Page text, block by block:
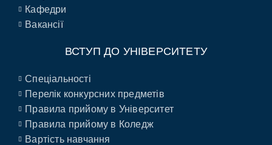
Кафедри
Вакансії
ВСТУП ДО УНІВЕРСИТЕТУ
Спеціальності
Перелік конкурсних предметів
Правила прийому в Університет
Правила прийому в Коледж
Вартість навчання